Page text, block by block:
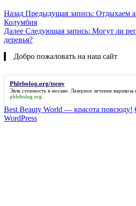
Назад Предыдущая запись: Отдыхаем
Колумбия
Далее Следующая запись: Могут ли
деревья?
Добро пожаловать на наш сайт
Phlebolog.org/tseny
Эвлк стоимость в москве. Лазерное лечение варикоза
phlebolog.org
Best Beauty World — красота повсюду!
WordPress